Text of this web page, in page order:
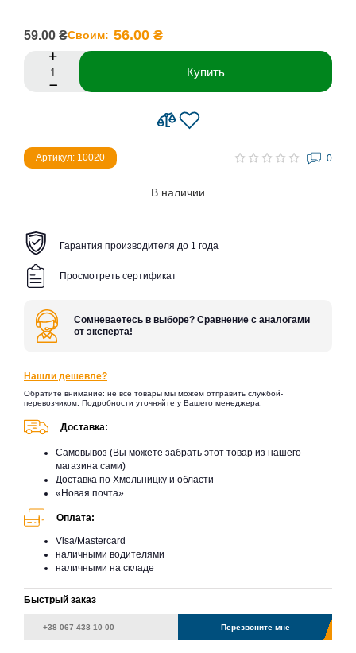
59.00 ₴Своим: 56.00 ₴
Купить
Артикул: 10020 0
В наличии
Гарантия производителя до 1 года
Просмотреть сертификат
Сомневаетесь в выборе? Сравнение с аналогами
от эксперта!
Нашли дешевле?
Обратите внимание: не все товары мы можем отправить службой-
перевозчиком. Подробности уточняйте у Вашего менеджера.
Доставка:
Самовывоз (Вы можете забрать этот товар из нашего
магазина сами)
Доставка по Хмельницку и области
«Новая почта»
Оплата:
Visa/Mastercard
наличными водителями
наличными на складе
Быстрый заказ
Перезвоните мне